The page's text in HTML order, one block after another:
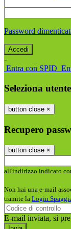
Password
-
Entra con SPID
Seleziona utente
button close ×
Recupero
button close ×
all'indirizzo indicato
Non hai una e-mail
tramite la Login
E-mail inviata, si